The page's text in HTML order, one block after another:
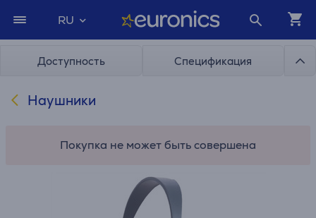
RU
Доступность Спецификация
Наушники
Покупка не может быть совершена